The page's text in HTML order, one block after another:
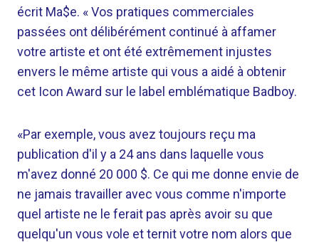
écrit Ma$e. « Vos pratiques commerciales
passées ont délibérément continué à affamer
votre artiste et ont été extrêmement injustes
envers le même artiste qui vous a aidé à obtenir
cet Icon Award sur le label emblématique Badboy.
«Par exemple, vous avez toujours reçu ma
publication d'il y a 24 ans dans laquelle vous
m'avez donné 20 000 $. Ce qui me donne envie de
ne jamais travailler avec vous comme n'importe
quel artiste ne le ferait pas après avoir su que
quelqu'un vous vole et ternit votre nom alors que